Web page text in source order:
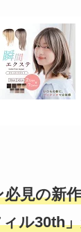
見の新
ル30th